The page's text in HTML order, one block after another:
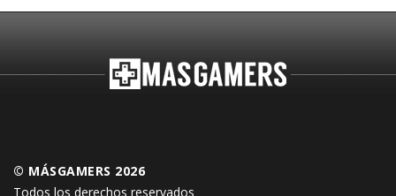
© MÁSGAMERS 2026
Todos los derechos reservados